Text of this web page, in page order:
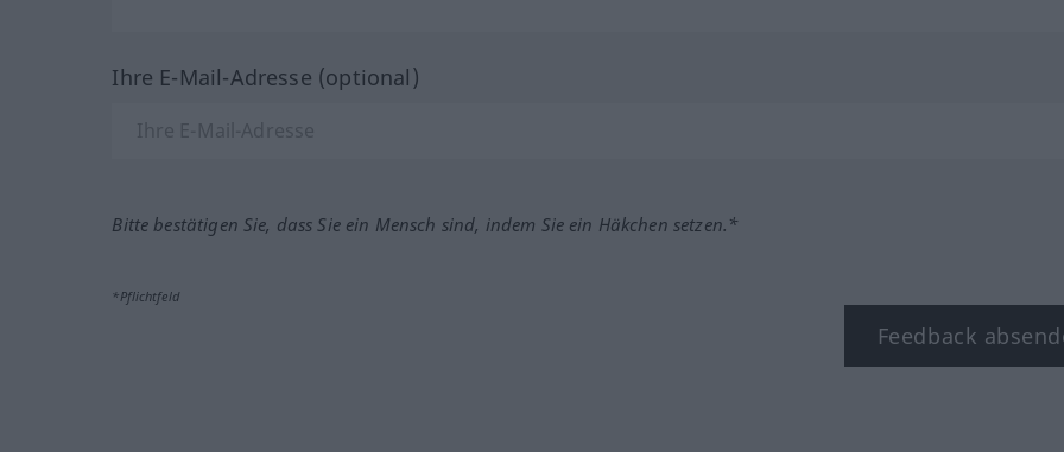
Ihre E-Mail-Adresse (optional)
Bitte bestätigen Sie, dass Sie ein Mensch sind, indem Sie ein Häkchen setzen.*
*Pflichtfeld
Feedback